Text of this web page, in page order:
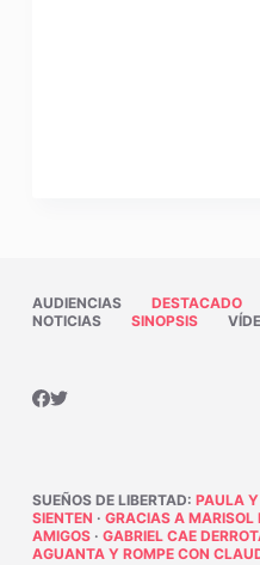
AUDIENCIAS DESTACADO
NOTICIAS
SINOPSIS
SUEÑOS DE LIBERTAD: PAULA
SIENTEN · GRACIAS A MARISOL
AMIGOS· GABRIEL CAE
AGUANTA Y ROMPE CON